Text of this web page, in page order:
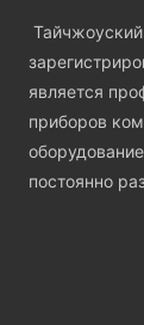
является
приборов
постоянно